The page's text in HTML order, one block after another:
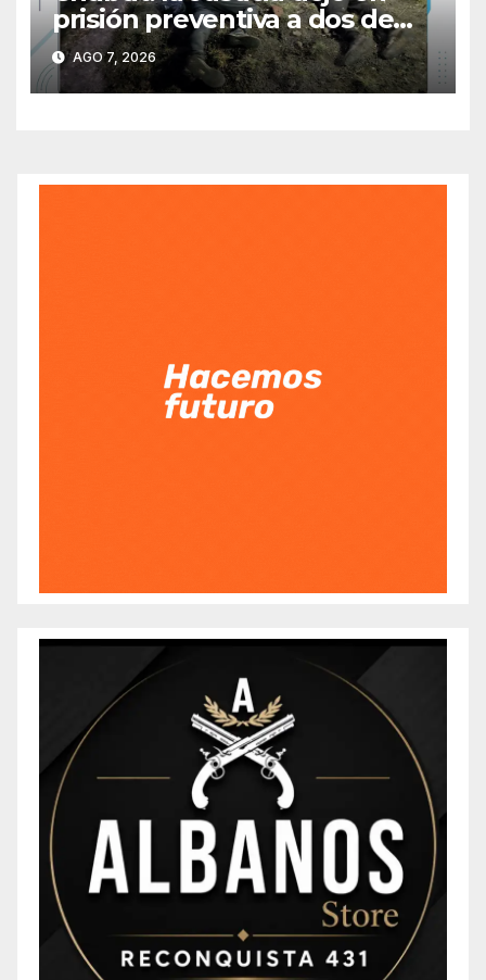
prisión preventiva a dos de
los tres individuos
sorprendidos con un dron
mientras robaban ovinos
AGO 7, 2026